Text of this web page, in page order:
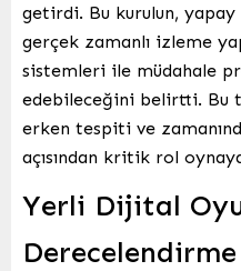
getirdi. Bu kurulun,
gerçek zamanlı izleme
sistemleri ile müdahale
edebileceğini belirtti. Bu
erken tespiti ve
açısından kritik rol
Yerli Dijital